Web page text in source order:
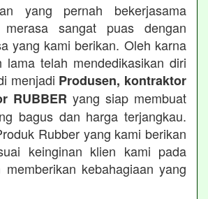
yang pernah bekerjasama
sangat puas dengan
yang kami berikan. Oleh karna
lama telah mendedikasikan diri
menjadi Produsen, kontraktor
RUBBER yang siap membuat
bagus dan harga terjangkau.
Rubber yang kami berikan
keinginan klien kami pada
kebahagiaan yang